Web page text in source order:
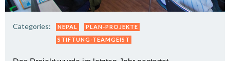
Categories: NEPAL
PLAN-PROJEKTE
STIFTUNG-TEAMGEIST